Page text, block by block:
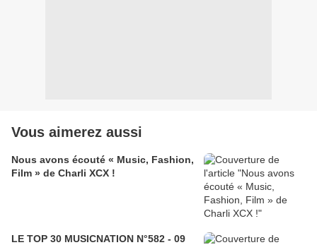
Vous aimerez aussi
Nous avons écouté « Music, Fashion,
Film » de Charli XCX !
LE TOP 30 MUSICNATION N°582 - 09